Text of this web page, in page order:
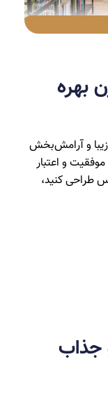
بهره
و آرامش‌بخش
و اعتبار
طراحی کنید،
جذاب